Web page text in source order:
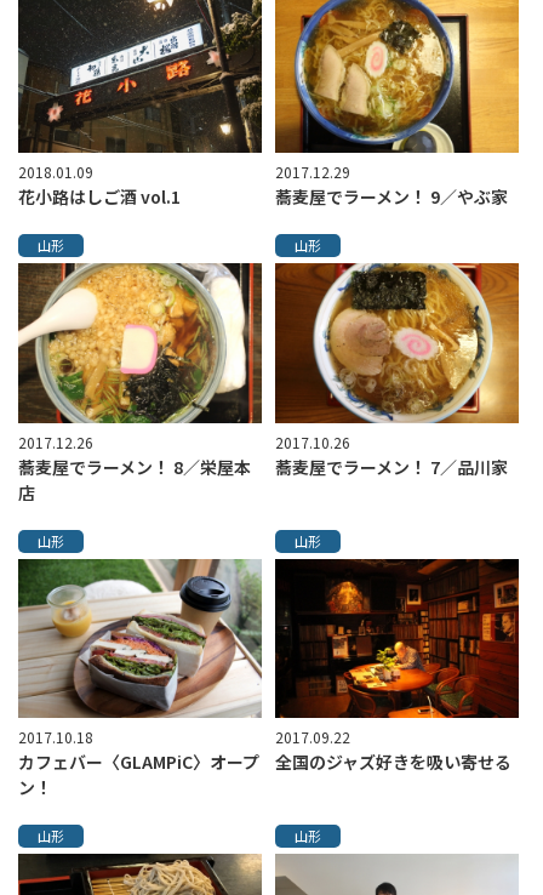
2018.01.09
花小路はしご酒 vol.1
2017.12.29
蕎麦屋でラーメン！ 9／やぶ家
山形
2017.12.26
蕎麦屋でラーメン！ 8／栄屋本
店
山形
2017.10.26
蕎麦屋でラーメン！ 7／品川家
山形
2017.10.18
カフェバー〈GLAMPiC〉オープ
ン！
山形
2017.09.22
全国のジャズ好きを吸い寄せる
山形 山形